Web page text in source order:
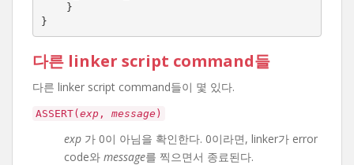
}
다른 linker script command들
다른 linker script command들이 몇 있다.
ASSERT( exp , message )
exp 가 0이 아님을 확인한다. 0이라면, linker가 error
code와 message를 찍으면서 종료된다.